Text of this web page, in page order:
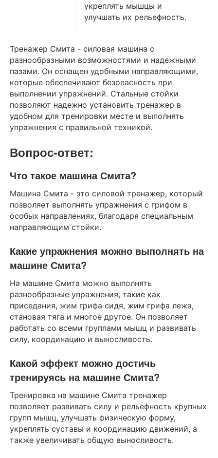
укреплять мышцы и
улучшать их рельефность.
Тренажер Смита - силовая машина с
разнообразными возможностями и надежными
пазами. Он оснащен удобными направляющими,
которые обеспечивают безопасность при
выполнении упражнений. Стальные стойки
позволяют надежно установить тренажер в
удобном для тренировки месте и выполнять
упражнения с правильной техникой.
Вопрос-ответ:
Что такое машина Смита?
Машина Смита - это силовой тренажер, который
позволяет выполнять упражнения с грифом в
особых направлениях, благодаря специальным
направляющим стойки.
Какие упражнения можно выполнять на
машине Смита?
На машине Смита можно выполнять
разнообразные упражнения, такие как
приседания, жим грифа сидя, жим грифа лежа,
становая тяга и многое другое. Он позволяет
работать со всеми группами мышц и развивать
силу, координацию и выносливость.
Какой эффект можно достичь
тренируясь на машине Смита?
Тренировка на машине Смита тренажер
позволяет развивать силу и рельефность крупных
групп мышц, улучшать физическую форму,
укреплять суставы и координацию движений, а
также увеличивать общую выносливость.